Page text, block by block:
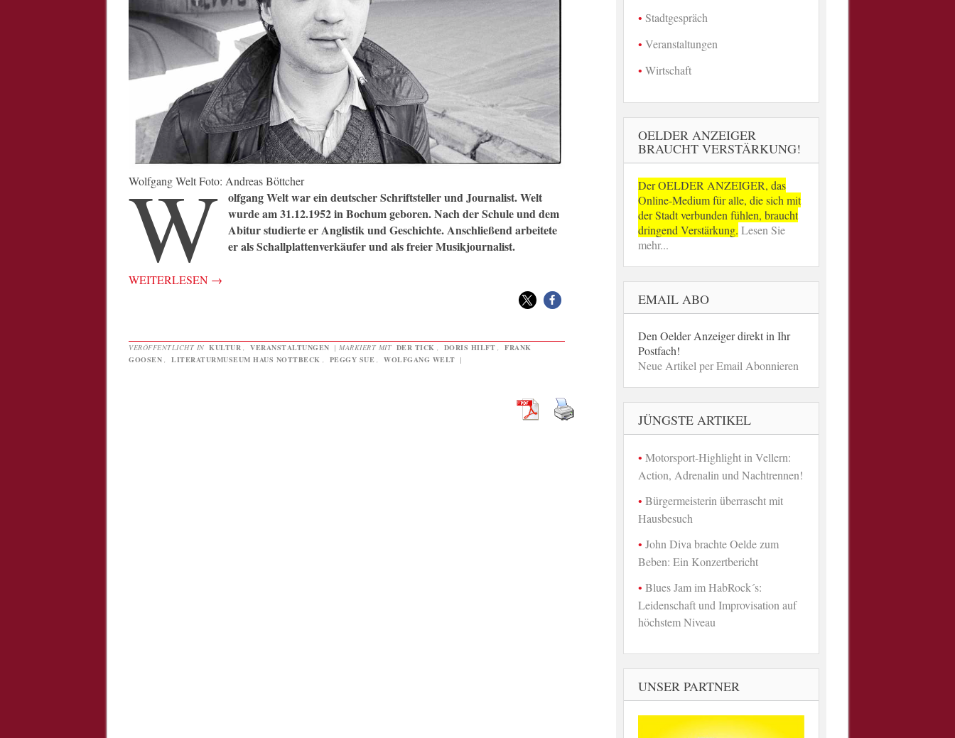
Wolfgang Welt Foto: Andreas Böttcher
W olfgang Welt war ein deutscher Schriftsteller und Journalist. Welt
wurde am 31.12.1952 in Bochum geboren. Nach der Schule und dem
Abitur studierte er Anglistik und Geschichte. Anschließend arbeitete
er als Schallplattenverkäufer und als freier Musikjournalist.
WEITERLESEN →
VERÖFFENTLICHT IN KULTUR VERANSTALTUNGEN | MARKIERT MIT DER TICK DORIS HILFT
FRANK
GOOSEN
LITERATURMUSEUM HAUS NOTTBECK PEGGY SUE WOLFGANG WELT |
Stadtgespräch
Veranstaltungen
Wirtschaft
OELDER ANZEIGER
BRAUCHT VERSTÄRKUNG!
Der OELDER ANZEIGER, das
Online-Medium für alle, die sich mit
der Stadt verbunden fühlen, braucht
dringend Verstärkung. Lesen Sie
mehr...
EMAIL ABO
Den Oelder Anzeiger direkt in Ihr
Postfach!
Neue Artikel per Email Abonnieren
JÜNGSTE ARTIKEL
Motorsport-Highlight in Vellern:
Action, Adrenalin und Nachtrennen!
Bürgermeisterin überrascht mit
Hausbesuch
John Diva brachte Oelde zum
Beben: Ein Konzertbericht
Blues Jam im HabRock´s:
Leidenschaft und Improvisation auf
höchstem Niveau
UNSER PARTNER